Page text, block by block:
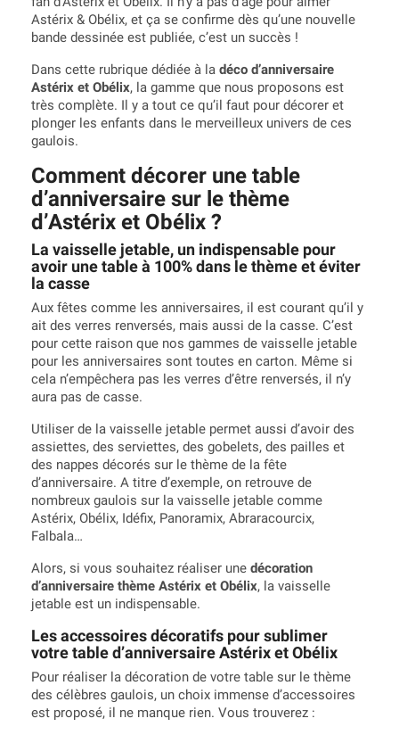
Astérix & Obélix, et ça se confirme dès qu’une nouvelle
bande dessinée est publiée, c’est un succès !
Dans cette rubrique dédiée à la déco d’anniversaire
Astérix et Obélix, la gamme que nous proposons est
très complète. Il y a tout ce qu’il faut pour décorer et
plonger les enfants dans le merveilleux univers de ces
gaulois.
Comment décorer une table
d’anniversaire sur le thème
d’Astérix et Obélix ?
La vaisselle jetable, un indispensable pour
avoir une table à 100% dans le thème et éviter
la casse
Aux fêtes comme les anniversaires, il est courant qu’il y
ait des verres renversés, mais aussi de la casse. C’est
pour cette raison que nos gammes de vaisselle jetable
pour les anniversaires sont toutes en carton. Même si
cela n’empêchera pas les verres d’être renversés, il n’y
aura pas de casse.
Utiliser de la vaisselle jetable permet aussi d’avoir des
assiettes, des serviettes, des gobelets, des pailles et
des nappes décorés sur le thème de la fête
d’anniversaire. A titre d’exemple, on retrouve de
nombreux gaulois sur la vaisselle jetable comme
Astérix, Obélix, Idéfix, Panoramix, Abraracourcix,
Falbala…
Alors, si vous souhaitez réaliser une décoration
d’anniversaire thème Astérix et Obélix, la vaisselle
jetable est un indispensable.
Les accessoires décoratifs pour sublimer
votre table d’anniversaire Astérix et Obélix
Pour réaliser la décoration de votre table sur le thème
des célèbres gaulois, un choix immense d’accessoires
est proposé, il ne manque rien. Vous trouverez :